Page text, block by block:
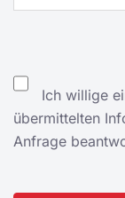
Ich willige
übermittelten
Anfrage